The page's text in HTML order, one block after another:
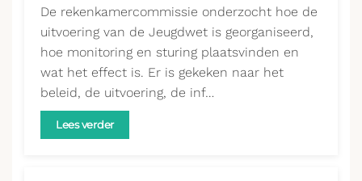
De rekenkamercommissie onderzocht hoe de
uitvoering van de Jeugdwet is georganiseerd,
hoe monitoring en sturing plaatsvinden en
wat het effect is. Er is gekeken naar het
beleid, de uitvoering, de inf…
Lees verder